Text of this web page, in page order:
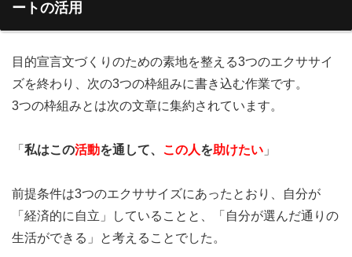
ートの活用
目的宣言文づくりのための素地を整える3つのエクササイ
ズを終わり、次の3つの枠組みに書き込む作業です。
3つの枠組みとは次の文章に集約されています。
「 私はこの活動を通して、 この人を助けたい 」
前提条件は3つのエクササイズにあったとおり、自分が
「経済的に自立」していることと、「自分が選んだ通りの
生活ができる」と考えることでした。